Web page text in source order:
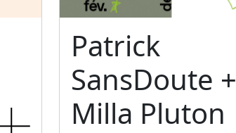
Patrick
SansDoute +
Milla Pluton